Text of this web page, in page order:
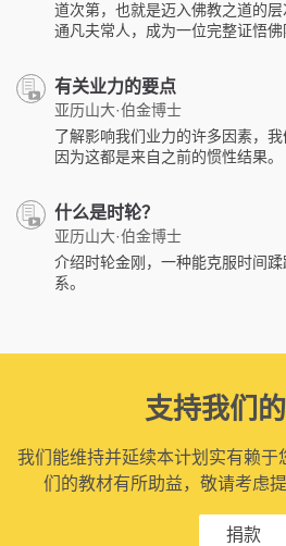
道次第，也就是迈入佛教之道的
通凡夫常人，成为一位完整证悟佛
有关业力的要点
亚历山大·伯金博士
了解影响我们业力的许多因素，我
因为这都是来自之前的惯性结果。
什么是时轮？
亚历山大·伯金博士
介绍时轮金刚，一种能克服时间
系。
支持我们
我们能维持并延续本计划实有赖于
们的教材有所助益，敬请考虑
捐款